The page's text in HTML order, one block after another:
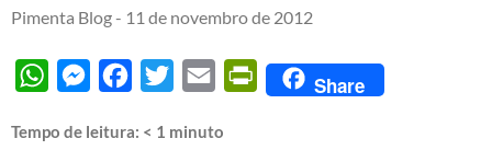
Pimenta Blog - 11 de novembro de 2012
WhatsAppMessengerFacebook
Twitter Email PrintFriendly
Share
Tempo de leitura: < 1 minuto